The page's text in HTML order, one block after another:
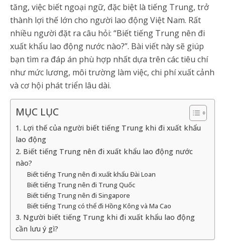
tăng, việc biết ngoại ngữ, đặc biệt là tiếng Trung, trở
thành lợi thế lớn cho người lao động Việt Nam. Rất
nhiều người đặt ra câu hỏi: “Biết tiếng Trung nên đi
xuất khẩu lao động nước nào?”. Bài viết này sẽ giúp
bạn tìm ra đáp án phù hợp nhất dựa trên các tiêu chí
như mức lương, môi trường làm việc, chi phí xuất cảnh
và cơ hội phát triển lâu dài.
MỤC LỤC
1. Lợi thế của người biết tiếng Trung khi đi xuất khẩu
lao động
2. Biết tiếng Trung nên đi xuất khẩu lao động nước
nào?
Biết tiếng Trung nên đi xuất khẩu Đài Loan
Biết tiếng Trung nên đi Trung Quốc
Biết tiếng Trung nên đi Singapore
Biết tiếng Trung có thể đi Hồng Kông và Ma Cao
3. Người biết tiếng Trung khi đi xuất khẩu lao động
cần lưu ý gì?